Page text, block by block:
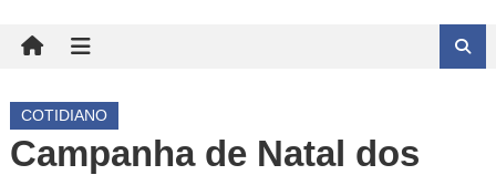
COTIDIANO
Campanha de Natal dos